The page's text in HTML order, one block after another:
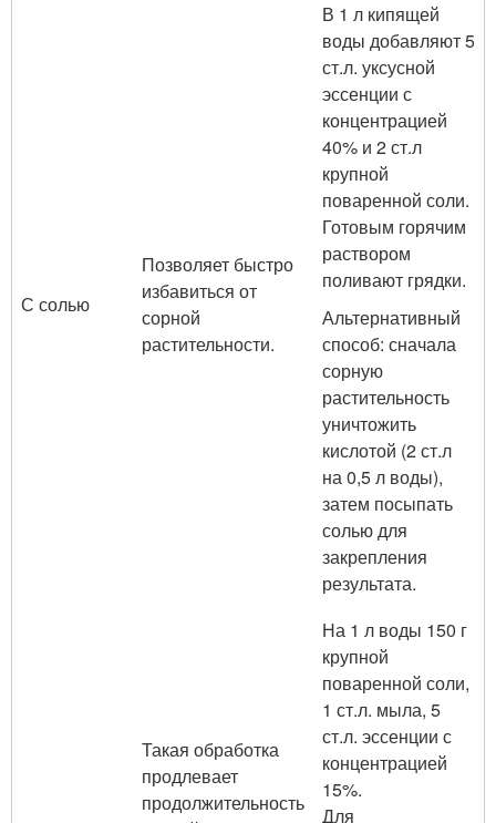
С солью
Позволяет быстро
избавиться от
сорной
растительности.
В 1 л кипящей
воды добавляют 5
ст.л. уксусной
эссенции с
концентрацией
40% и 2 ст.л
крупной
поваренной соли.
Готовым горячим
раствором
поливают грядки.
Альтернативный
способ: сначала
сорную
растительность
уничтожить
кислотой (2 ст.л
на 0,5 л воды),
затем посыпать
солью для
закрепления
результата.
Такая обработка
продлевает
продолжительность
На 1 л воды 150 г
крупной
поваренной соли,
1 ст.л. мыла, 5
ст.л. эссенции с
концентрацией
15%.
Для